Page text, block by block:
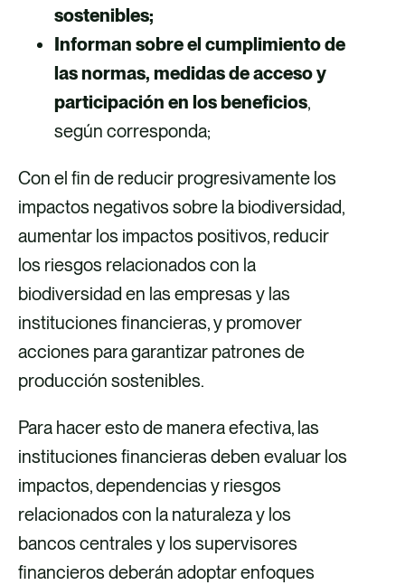
sostenibles;
Informan sobre el cumplimiento de
las normas, medidas de acceso y
participación en los beneficios,
según corresponda;
Con el fin de reducir progresivamente los
impactos negativos sobre la biodiversidad,
aumentar los impactos positivos, reducir
los riesgos relacionados con la
biodiversidad en las empresas y las
instituciones financieras, y promover
acciones para garantizar patrones de
producción sostenibles.
Para hacer esto de manera efectiva, las
instituciones financieras deben evaluar los
impactos, dependencias y riesgos
relacionados con la naturaleza y los
bancos centrales y los supervisores
financieros deberán adoptar enfoques